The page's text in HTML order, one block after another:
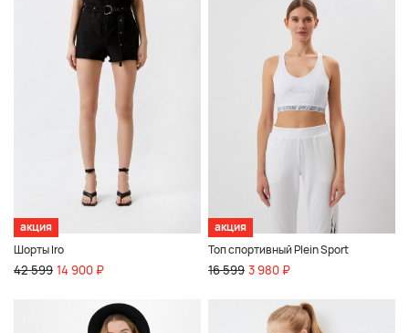
акция
Шорты Iro
42 599 14 900 ₽
акция
Топ спортивный Plein Sport
16 599 3 980 ₽